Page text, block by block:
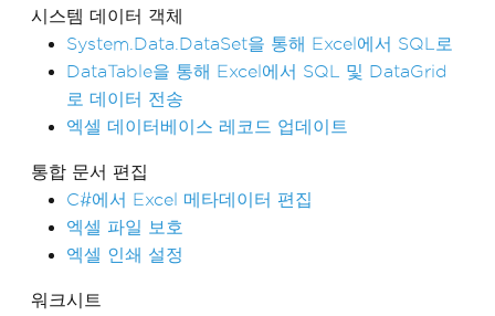
시스템 데이터 객체
System.Data.DataSet을 통해 Excel에서 SQL로
DataTable을 통해 Excel에서 SQL 및 DataGrid
로 데이터 전송
엑셀 데이터베이스 레코드 업데이트
통합 문서 편집
C#에서 Excel 메타데이터 편집
엑셀 파일 보호
엑셀 인쇄 설정
워크시트